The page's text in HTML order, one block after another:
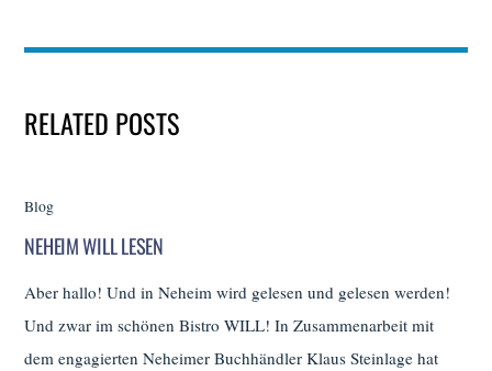
RELATED POSTS
Blog
NEHEIM WILL LESEN
Aber hallo! Und in Neheim wird gelesen und gelesen werden!
Und zwar im schönen Bistro WILL! In Zusammenarbeit mit
dem engagierten Neheimer Buchhändler Klaus Steinlage hat